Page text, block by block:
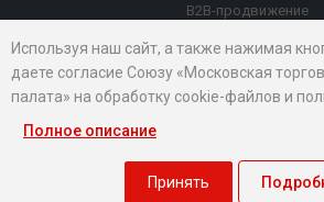
B2B-продвижение
Порекомендовать
Онлайн выставки
Рейтинг компаний
© 2026 Все права защищены. Правовые
Используя наш сайт, а также нажимая
даете согласие Союзу «Московская
палата» на обработку cookie-файлов и
данных...
Полное описание
Принять